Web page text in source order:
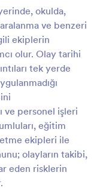
okulda,
ve benzeri
ekiplerin
olur. Olay tarihi
tek yerde
ve personel işleri
eğitim
ekipleri ile
olayların takibi,
eden risklerin